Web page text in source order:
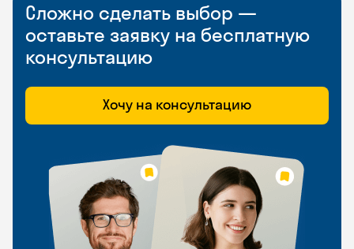
Сложно сделать выбор —
оставьте заявку на бесплатную
консультацию
Хочу на консультацию